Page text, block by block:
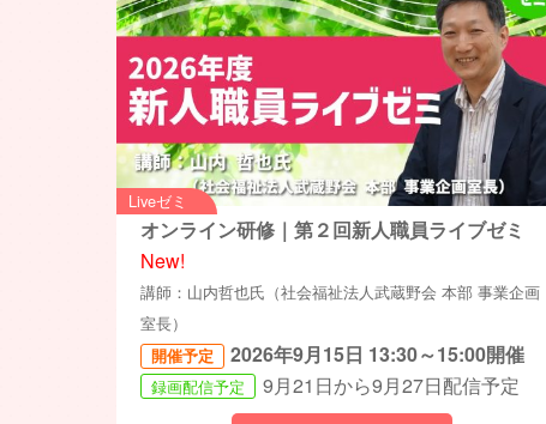
Liveゼミ
オンライン研修｜第２回新人職員ライブゼミ
New!
講師：山内哲也氏（社会福祉法人武蔵野会 本部 事業企画
室長）
開催予定 2026年9月15日 13:30～15:00開催
録画配信予定
9月21日から9月27日配信予定